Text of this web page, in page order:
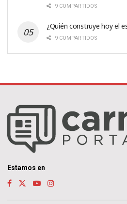
9 COMPARTIDOS
¿Quién construye hoy el
9 COMPARTIDOS
Estamos en